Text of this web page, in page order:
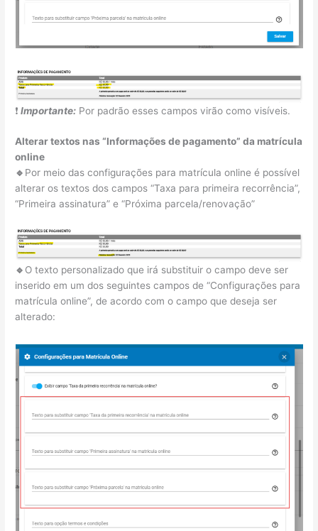
❗Importante: Por padrão esses campos virão como visíveis.
Alterar textos nas “Informações de pagamento” da matrícula
online
🔹 Por meio das configurações para matrícula online é possível
alterar os textos dos campos “Taxa para primeira recorrência”,
“Primeira assinatura” e “Próxima parcela/renovação”
🔹 O texto personalizado que irá substituir o campo deve ser
inserido em um dos seguintes campos de “Configurações para
matrícula online”, de acordo com o campo que deseja ser
alterado: